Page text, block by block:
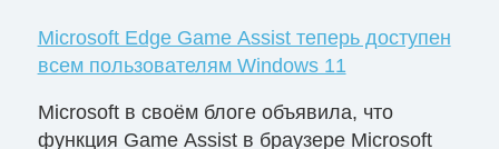
Microsoft Edge Game Assist теперь доступен
всем пользователям Windows 11
Microsoft в своём блоге объявила, что
функция Game Assist в браузере Microsoft